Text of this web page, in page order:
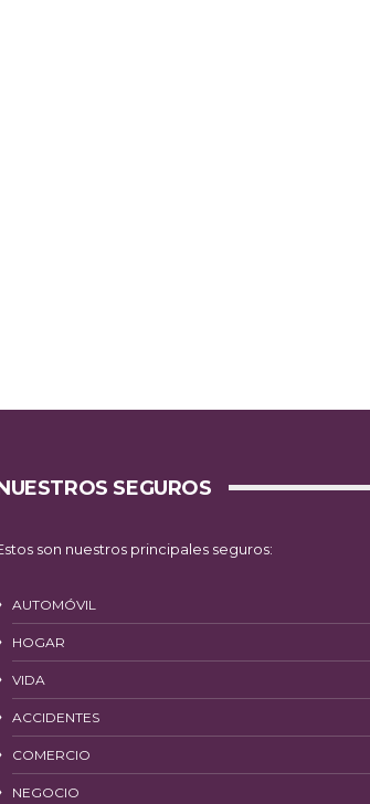
SEGUROS
son nuestros principales seguros:
AUTOMÓVIL
HOGAR
VIDA
ACCIDENTES
COMERCIO
NEGOCIO